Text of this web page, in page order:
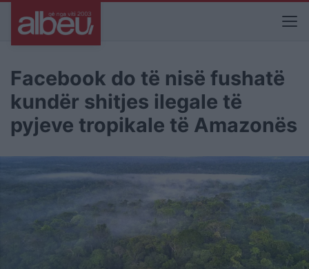
Facebook do të nisë fushatë
kundër shitjes ilegale të
pyjeve tropikale të Amazonës